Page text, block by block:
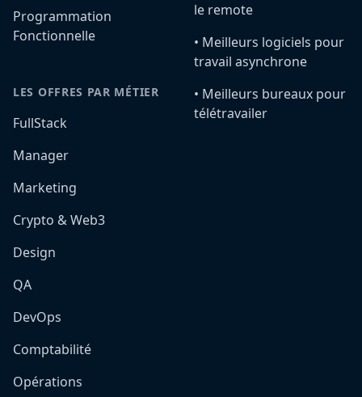
Programmation
Fonctionnelle
LES OFFRES PAR MÉTIER
FullStack
Manager
Marketing
Crypto & Web3
Design
QA
DevOps
Comptabilité
Opérations
le remote
•️ Meilleurs logiciels pour
travail asynchrone
•️ Meilleurs bureaux pour
télétravailer